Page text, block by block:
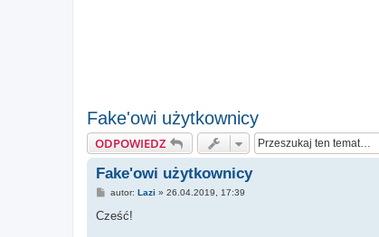
Fake'owi użytkownicy
ODPOWIEDZ
Fake'owi użytkownicy
P
s
autor: Lazi » 26.04.2019, 17:39
Cześć!